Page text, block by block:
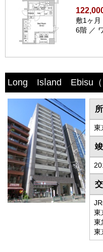
敷1ヶ月
6階 ／
Long Isⅼand Ebisu
東
東
東
東